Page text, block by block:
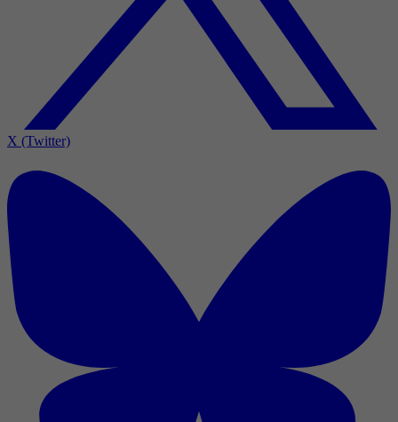
X (Twitter)